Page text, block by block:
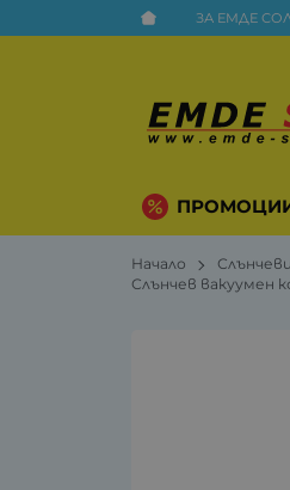
ЗА ЕМДЕ
Начало
Слънчев вакуумен